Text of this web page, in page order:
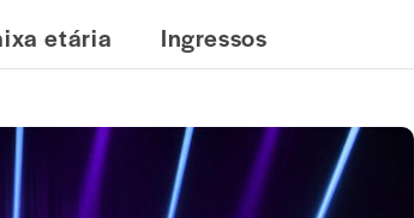
etária Ingressos